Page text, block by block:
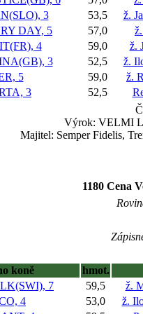
3 53,5
ž.
DAY, 5 57,0
4 59,0
ž.
3 52,5
ž.
5 59,0
ž.
3 52,5
Výrok: VELMI
Majitel: Semper Fidelis,
1180 Cena
koně
hmot.
7 59,5
ž.
4 53,0
ž.